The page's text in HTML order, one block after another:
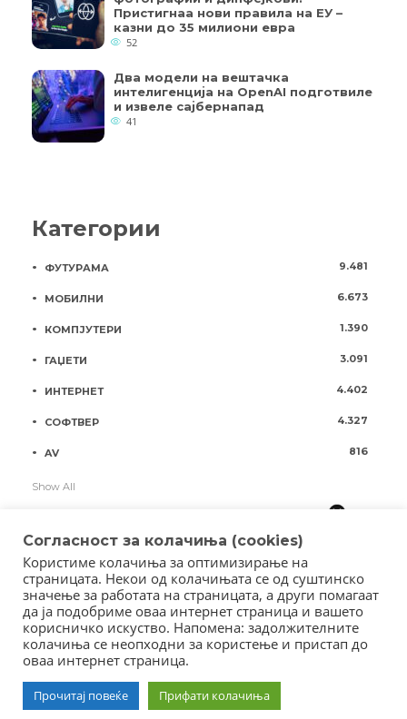
Пристигнаа нови правила на ЕУ –
казни до 35 милиони евра
52
Два модели на вештачка
интелигенција на OpenAI подготвиле
и извеле сајбернапад
41
Категории
ФУТУРАМА 9.481
МОБИЛНИ 6.673
КОМПЈУТЕРИ 1.390
ГАЏЕТИ 3.091
ИНТЕРНЕТ 4.402
СОФТВЕР 4.327
AV 816
Show All
Copyright © 2018 - Member of IAB Macedonia
Member of Clip Media Group / 2017
Согласност за колачиња (cookies)
Користиме колачиња за оптимизирање на
страницата. Некои од колачињата се од суштинско
значење за работата на страницата, а други помагаат
да ја подобриме оваа интернет страница и вашето
корисничко искуство. Напомена: задолжителните
колачиња се неопходни за користење и пристап до
оваа интернет страница.
Прочитај повеќе Прифати колачиња